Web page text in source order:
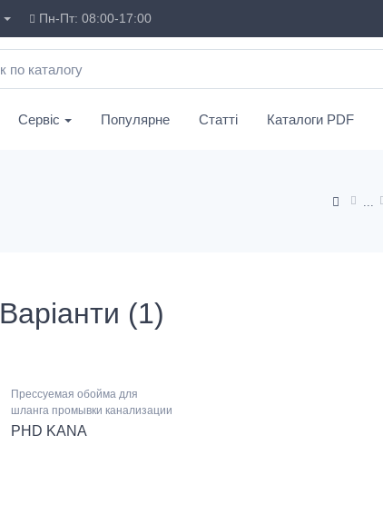
Пн-Пт: 08:00-17:00
Сервіс Популярне Статті Каталоги PDF
Варіанти (1)
Прессуемая обойма для
шланга промывки канализации
PHD KANA